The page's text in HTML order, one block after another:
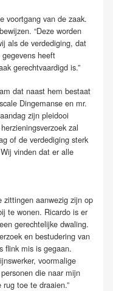
voortgang van de zaak.
“Deze worden
als de verdediging, dat
heeft
gerechtvaardigd is.”
dat naast hem bestaat
Dingemanse en mr.
zijn pleidooi
zal
of de verdediging sterk
vinden dat er alle
zittingen aanwezig zijn op
te wonen. Ricardo is er
gerechtelijke dwaling.
en bestudering van
flink mis is gegaan.
voormalige
die naar mijn
toe te draaien.”